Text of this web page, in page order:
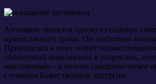
Антиминс является одною из главных
православного храма. Он постоянно
Прикасаться к нему может только
облаченный минимально в подрясник,
максимально – в полное священническое
служения Божественной литургии.